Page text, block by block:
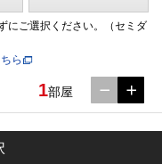
にご選択ください。（セミダ
ら
1部屋